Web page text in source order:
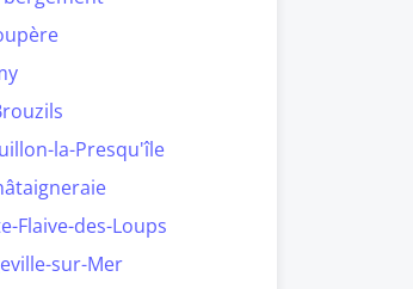
la-Presqu'île
Flaive-des-Loups
sur-Mer